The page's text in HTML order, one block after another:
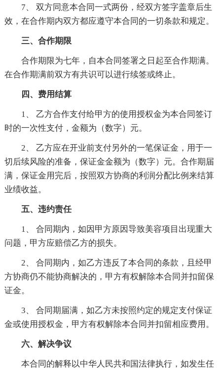
7、 双方同意本合同一式两份，经双方签字盖章后生
效，在合作期内双方都应遵守本合同的一切条款和规定。
三、合作期限
合作期限为七年，自本合同签署之日起至合作期满。
在合作期满前双方有共识可以进行续签或终止。
四、费用结算
1、 乙方合作支付给甲方的使用授权金为本合同签订
时的一次性支付，金额为（数字）元。
2、 乙方应在开业前支付另外的一笔保证金，用于一
切后续风险的准备，保证金金额为（数字）元。合作期届
满，保证金用完后，按照双方协商的利润分配比例来结算
业绩收益。
五、违约责任
1、 合同期内，如因甲方原因导致美容项目出现重大
问题，甲方应赔偿乙方的损失。
2、 合同期内，如乙方违反了本合同的条款，且经甲
方协商仍不能协商解决的，甲方有权解除本合同并扣留保
证金。
3、 合同期届满，如乙方未按照约定的规定支付保证
金或使用授权金，甲方有权解除本合同并扣留相应费用。
六、解决争议
本合同的解释以中华人民共和国法律执行，如发生任